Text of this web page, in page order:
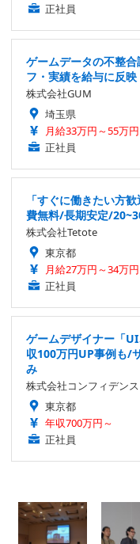
正社員
ゲームデータの不整
フ・実績を給与に反
株式会社GUM
埼玉県
月給33万円～55万円
正社員
「すぐに働きたい方
費無料/長期安定/
株式会社Tetote
東京都
月給27万円～34万円
正社員
ゲームデザイナー「
収100万円UP事例も/
み
株式会社コンフィデン
東京都
年収700万円～
正社員